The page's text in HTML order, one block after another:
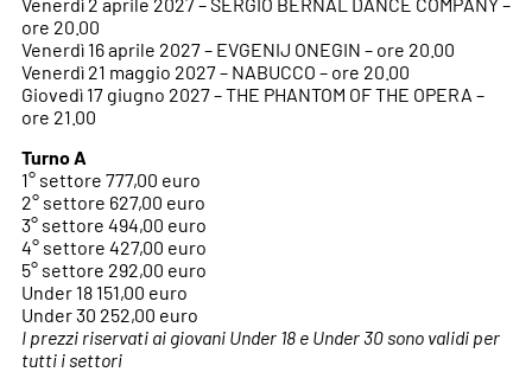
ore 20.00
Venerdì 16 aprile 2027 – EVGENIJ ONEGIN – ore 20.00
Venerdì 21 maggio 2027 – NABUCCO – ore 20.00
Giovedì 17 giugno 2027 – THE PHANTOM OF THE OPERA –
ore 21.00
Turno A
1° settore 777,00 euro
2° settore 627,00 euro
3° settore 494,00 euro
4° settore 427,00 euro
5° settore 292,00 euro
Under 18 151,00 euro
Under 30 252,00 euro
I prezzi riservati ai giovani Under 18 e Under 30 sono validi per
tutti i settori